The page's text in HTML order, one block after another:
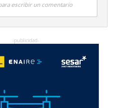
escribir un comentario